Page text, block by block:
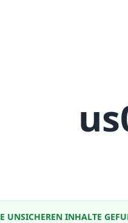
UNSICHEREN INHALTE